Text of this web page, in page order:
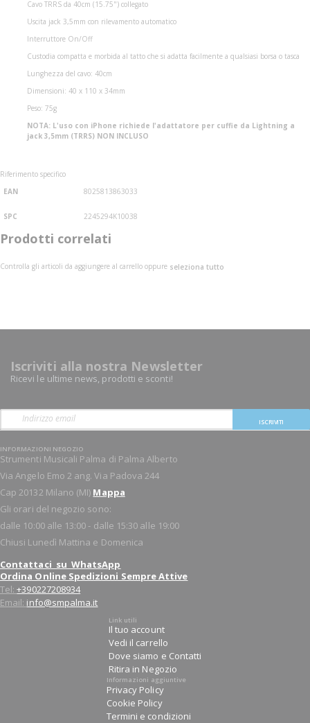
Cavo TRRS da 40cm (15.75") collegato
Uscita jack 3,5mm con rilevamento automatico
Interruttore On/Off
Custodia compatta e morbida al tatto che si adatta facilmente a qualsiasi borsa o tasca
Lunghezza del cavo: 40cm
Dimensioni: 40 x 110 x 34mm
Peso: 75g
NOTA: L'uso con iPhone richiede l'adattatore per cuffie da Lightning a
jack 3,5mm (TRRS) NON INCLUSO
Riferimento specifico
EAN
8025813863033
SPC 2245294K10038
Prodotti correlati
Controlla gli articoli da aggiungere al carrello oppure seleziona tutto
Iscriviti alla nostra Newsletter
Ricevi le ultime news, prodotti e sconti!
ISCRIVITI
INFORMAZIONI NEGOZIO
Strumenti Musicali Palma di Palma Alberto
Via Angelo Emo 2 ang. Via Padova 244
Cap 20132 Milano (MI) Mappa
Gli orari del negozio sono:
dalle 10:00 alle 13:00 - dalle 15:30 alle 19:00
Chiusi Lunedì Mattina e Domenica
Contattaci su WhatsApp
Ordina Online Spedizioni Sempre Attive
Tel:+390227208934
Email: info@smpalma.it
Link utili
Il tuo account
Vedi il carrello
Dove siamo e Contatti
Ritira in Negozio
Informazioni aggiuntive
Privacy Policy
Cookie Policy
Termini e condizioni